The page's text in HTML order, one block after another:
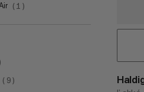
Pro
( 1 )
( 9 )